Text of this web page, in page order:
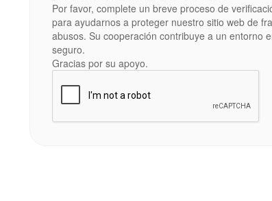
Por favor, complete un breve proceso de
para ayudarnos a proteger nuestro sitio web de
abusos. Su cooperación contribuye a un entorno
seguro.
Gracias por su apoyo.